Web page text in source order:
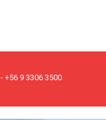
- +56 9 3306 3500